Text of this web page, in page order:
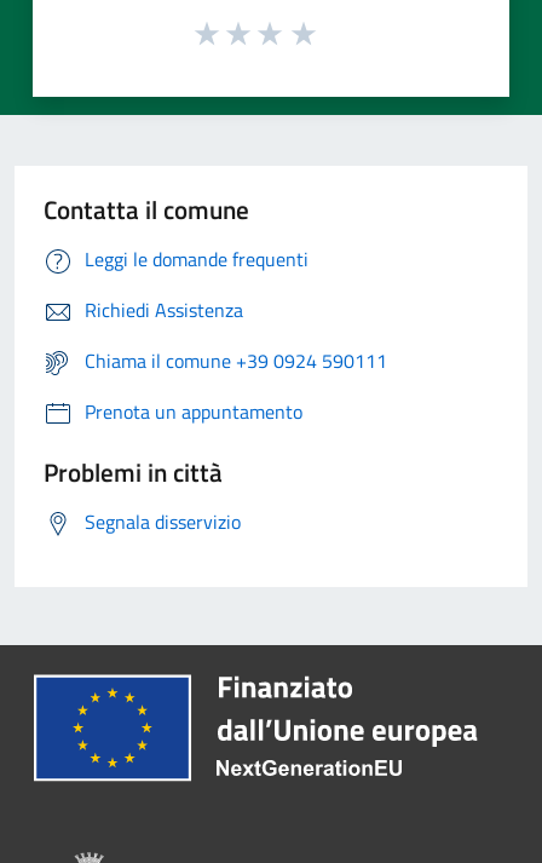
Contatta il comune
Leggi le domande frequenti
Richiedi Assistenza
Chiama il comune +39 0924 590111
Prenota un appuntamento
Problemi in città
Segnala disservizio